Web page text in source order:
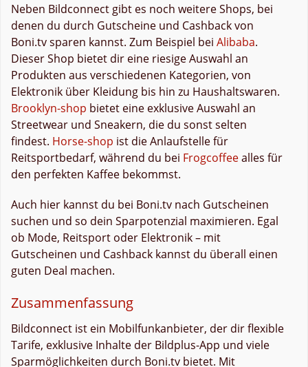
Neben Bildconnect gibt es noch weitere Shops, bei
denen du durch Gutscheine und Cashback von
Boni.tv sparen kannst. Zum Beispiel bei Alibaba.
Dieser Shop bietet dir eine riesige Auswahl an
Produkten aus verschiedenen Kategorien, von
Elektronik über Kleidung bis hin zu Haushaltswaren.
Brooklyn-shop bietet eine exklusive Auswahl an
Streetwear und Sneakern, die du sonst selten
findest. Horse-shop ist die Anlaufstelle für
Reitsportbedarf, während du bei Frogcoffeealles für
den perfekten Kaffee bekommst.
Auch hier kannst du bei Boni.tv nach Gutscheinen
suchen und so dein Sparpotenzial maximieren. Egal
ob Mode, Reitsport oder Elektronik – mit
Gutscheinen und Cashback kannst du überall einen
guten Deal machen.
Zusammenfassung
Bildconnect ist ein Mobilfunkanbieter, der dir flexible
Tarife, exklusive Inhalte der Bildplus-App und viele
Sparmöglichkeiten durch Boni.tv bietet. Mit